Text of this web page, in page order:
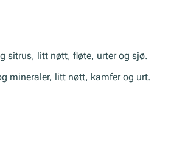
sitrus, litt nøtt, fløte, urter og sjø.
mineraler, litt nøtt, kamfer og urt.